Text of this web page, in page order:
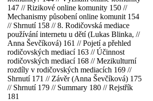
147 // Rizikové online komunity 150 //
Mechanismy působení online komunit 154
// Shrnutí 158 // 8. Rodičovská mediace
používání internetu u dětí (Lukas Blinka, //
Anna Ševčíková) 161 // Pojetí a přehled
rodičovských mediací 163 // Účinnost
rodičovských mediací 168 // Mezikulturní
rozdíly v rodičovských mediacích 169 //
Shrnutí 171 // Závěr (Anna Ševčíková) 175
// Shrnutí 179 // Summary 180 // Rejstřík
181